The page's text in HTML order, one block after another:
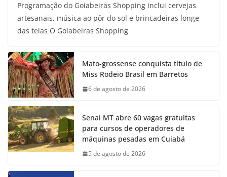
Programação do Goiabeiras Shopping inclui cervejas
artesanais, música ao pôr do sol e brincadeiras longe
das telas O Goiabeiras Shopping
Mato-grossense conquista título de
Miss Rodeio Brasil em Barretos
6 de agosto de 2026
Senai MT abre 60 vagas gratuitas
para cursos de operadores de
máquinas pesadas em Cuiabá
5 de agosto de 2026